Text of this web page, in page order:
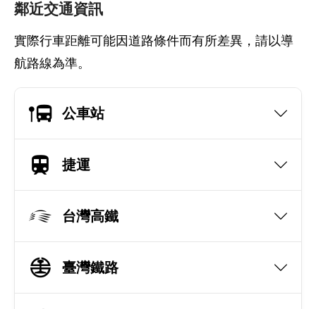
鄰近交通資訊
實際行車距離可能因道路條件而有所差異，請以導
航路線為準。
公車站
捷運
台灣高鐵
臺灣鐵路